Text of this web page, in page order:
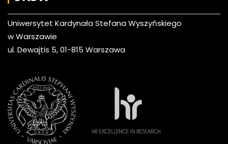
Uniwersytet Kardynała Stefana Wyszyńskiego
w Warszawie
ul. Dewajtis 5, 01-815 Warszawa